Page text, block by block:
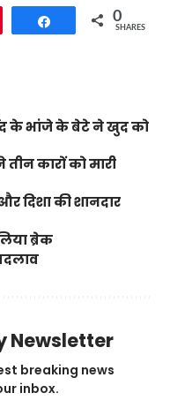
Share 0
SHARES
के भांजे के बेटे ने खुद को
कारों को मारी
दिशा की शानदार
ब्रेक
Newsletter
breaking news
inbox.